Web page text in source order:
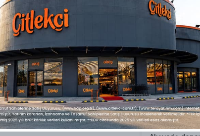
Kahveler ve Çaylar
Özel Ürünler
Sipariş Takip
Sepetim
Şifremi Unuttum
Hesabım
Favori